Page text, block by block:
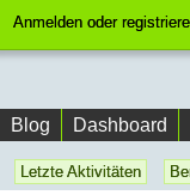
Anmelden oder
Blog Dashboard
Letzte Aktivitäten